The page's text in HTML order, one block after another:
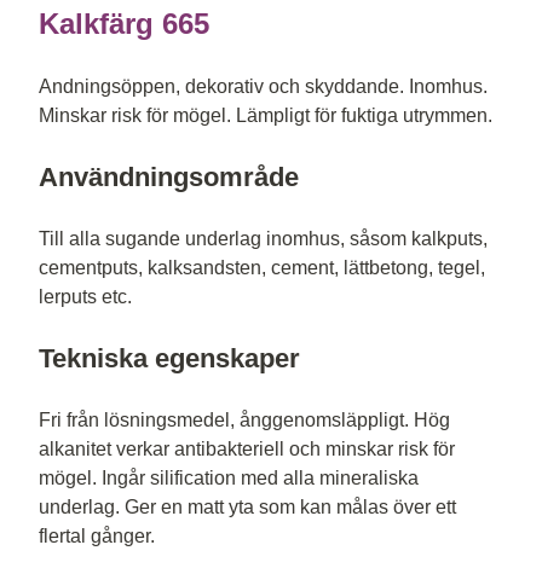
Kalkfärg 665
Andningsöppen, dekorativ och skyddande. Inomhus.
Minskar risk för mögel. Lämpligt för fuktiga utrymmen.
Användningsområde
Till alla sugande underlag inomhus, såsom kalkputs,
cementputs, kalksandsten, cement, lättbetong, tegel,
lerputs etc.
Tekniska egenskaper
Fri från lösningsmedel, ånggenomsläppligt. Hög
alkanitet verkar antibakteriell och minskar risk för
mögel. Ingår silification med alla mineraliska
underlag. Ger en matt yta som kan målas över ett
flertal gånger.